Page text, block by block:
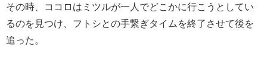
その時、ココロはミツルが一人でどこかに行こうとしてい
るのを見つけ、フトシとの手繋ぎタイムを終了させて後を
追った。